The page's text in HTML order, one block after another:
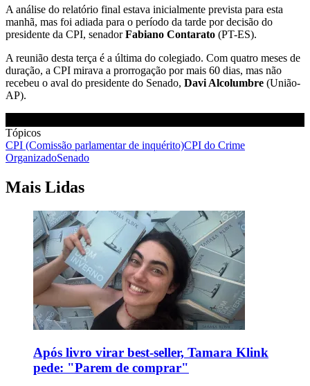
A análise do relatório final estava inicialmente prevista para esta
manhã, mas foi adiada para o período da tarde por decisão do
presidente da CPI, senadorFabiano Contarato (PT-ES).
A reunião desta terça é a última do colegiado. Com quatro meses de
duração, a CPI mirava a prorrogação por mais 60 dias, mas não
recebeu o aval do presidente do Senado, Davi Alcolumbre (União-
AP).
Tópicos
CPI (Comissão parlamentar de inquérito)CPI do Crime
OrganizadoSenado
Mais Lidas
Após livro virar best-seller, Tamara Klink
pede: "Parem de comprar"